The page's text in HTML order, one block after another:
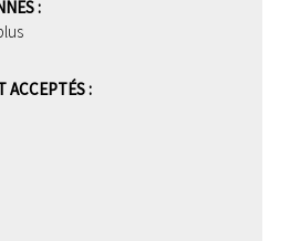
:
ACCEPTÉS: